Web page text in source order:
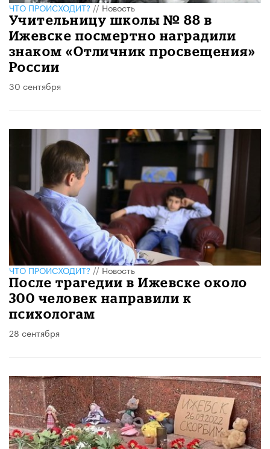
ЧТО ПРОИСХОДИТ?//Новость
​Учительницу школы № 88 в
Ижевске посмертно наградили
знаком «Отличник просвещения»
России
30 сентября
ЧТО ПРОИСХОДИТ?//Новость
После трагедии в Ижевске около
300 человек направили к
психологам
28 сентября